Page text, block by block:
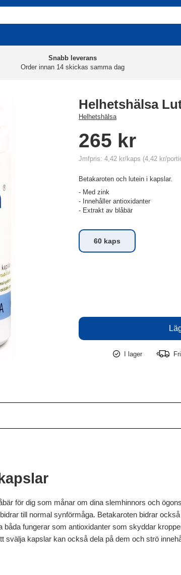
Snabb leverans
Order innan 14 skickas samma dag
Helhetshälsa
Helhetshälsa
265 kr
Jmfpris: 4,42 kr/kaps (4,42 kr/
Betakaroten och lutein i kapslar.
- Med zink
- Innehåller antioxidanter
- Extrakt av blåbär
60 kaps
I lager
för dig som månar om dina slemhinnors och
till normal synförmåga. Betakaroten bidrar
fungerar som antioxidanter som skyddar
kapslar kan också dela på dem och strö